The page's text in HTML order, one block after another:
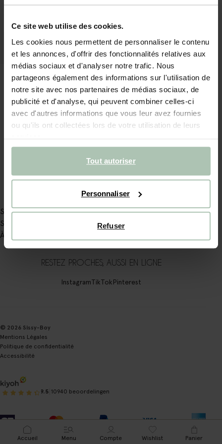
Ce site web utilise des cookies.
Les cookies nous permettent de personnaliser le contenu
et les annonces, d'offrir des fonctionnalités relatives aux
médias sociaux et d'analyser notre trafic. Nous
partageons également des informations sur l'utilisation de
notre site avec nos partenaires de médias sociaux, de
publicité et d'analyse, qui peuvent combiner celles-ci
avec d'autres informations que vous leur avez fournies
ou qu'ils ont collectées lors de votre utilisation de leurs
services.
Tout autoriser
Personnaliser
Refuser
Ensemble en jean pour poupée avec cœurs - bleu
17.99
Service
Sissy-boy
À propos de Sissy-Boy
RESTEZ PROCHES, AUSSI EN LIGNE
InstagramTikTokPinterest
© 2026 Sissy-Boy
Mentions Légales
Politique de confidentialité
Accessibilité
9.5 10940 beoordelingen
Accueil Menu Compte Wishlist Panier